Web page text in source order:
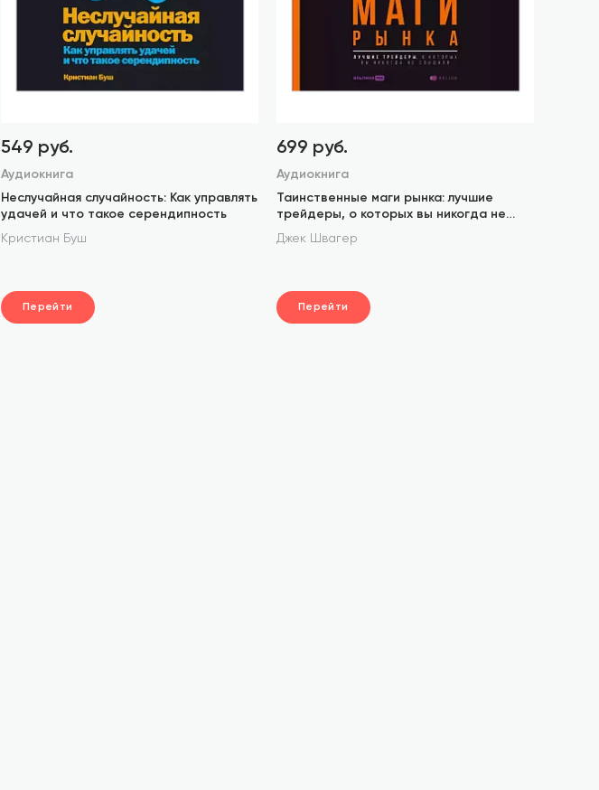
,Эдуард Веркин Александр Иличевский Александр Снегирёв
549 руб.
Аудиокнига
Неслучайная случайность: Как управлять
удачей и что такое серендипность
Кристиан Буш
Перейти
699 руб.
Аудиокнига
Таинственные маги рынка: лучшие
трейдеры, о которых вы никогда не
слышали
Джек Швагер
Перейти